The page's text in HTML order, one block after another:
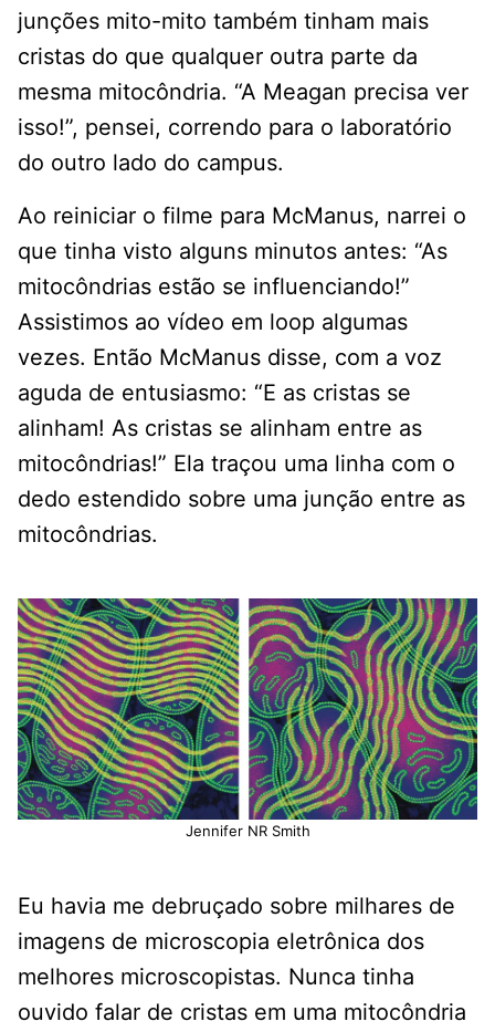
junções mito-mito também tinham mais
cristas do que qualquer outra parte da
mesma mitocôndria. “A Meagan precisa ver
isso!”, pensei, correndo para o laboratório
do outro lado do campus.
Ao reiniciar o filme para McManus, narrei o
que tinha visto alguns minutos antes: “As
mitocôndrias estão se influenciando!”
Assistimos ao vídeo em loop algumas
vezes. Então McManus disse, com a voz
aguda de entusiasmo: “E as cristas se
alinham! As cristas se alinham entre as
mitocôndrias!” Ela traçou uma linha com o
dedo estendido sobre uma junção entre as
mitocôndrias.
Jennifer NR Smith
Eu havia me debruçado sobre milhares de
imagens de microscopia eletrônica dos
melhores microscopistas. Nunca tinha
ouvido falar de cristas em uma mitocôndria